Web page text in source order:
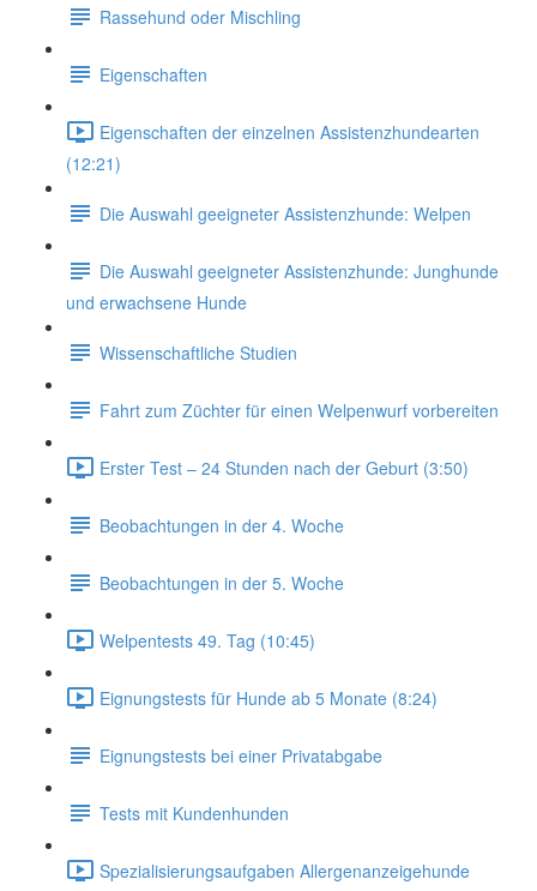
Rassehund oder Mischling
Eigenschaften
Eigenschaften der einzelnen Assistenzhundearten
(12:21)
Die Auswahl geeigneter Assistenzhunde: Welpen
Die Auswahl geeigneter Assistenzhunde: Junghunde
und erwachsene Hunde
Wissenschaftliche Studien
Fahrt zum Züchter für einen Welpenwurf vorbereiten
Erster Test – 24 Stunden nach der Geburt (3:50)
Beobachtungen in der 4. Woche
Beobachtungen in der 5. Woche
Welpentests 49. Tag (10:45)
Eignungstests für Hunde ab 5 Monate (8:24)
Eignungstests bei einer Privatabgabe
Tests mit Kundenhunden
Spezialisierungsaufgaben Allergenanzeigehunde